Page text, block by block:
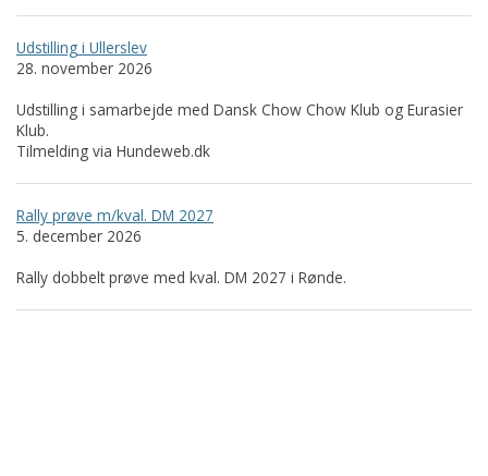
Udstilling i Ullerslev
28. november 2026
Udstilling i samarbejde med Dansk Chow Chow Klub og Eurasier
Klub.
Tilmelding via Hundeweb.dk
Rally prøve m/kval. DM 2027
5. december 2026
Rally dobbelt prøve med kval. DM 2027 i Rønde.